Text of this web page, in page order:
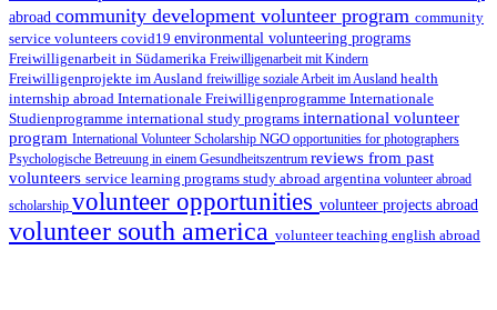
abroad community development volunteer program community
service volunteers covid19 environmental volunteering programs
Freiwilligenarbeit in Südamerika Freiwilligenarbeit mit Kindern
Freiwilligenprojekte im Ausland freiwillige soziale Arbeit im Ausland health
internship abroad Internationale Freiwilligenprogramme Internationale
Studienprogramme international study programs international volunteer
program International Volunteer Scholarship NGO opportunities for photographers
Psychologische Betreuung in einem Gesundheitszentrum reviews from past
volunteers service learning programs study abroad argentina volunteer abroad
scholarship volunteer opportunities volunteer projects abroad
volunteer south america volunteer teaching english abroad